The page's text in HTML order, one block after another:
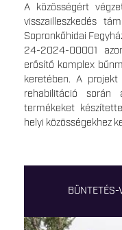
A közösségért
visszailleszkedés
Sopronkőhidai
24-2024-00001
erősítő komplex
keretében. A projekt
rehabilitáció során
termékeket
helyi közösségekhez
BÜNTETÉS-